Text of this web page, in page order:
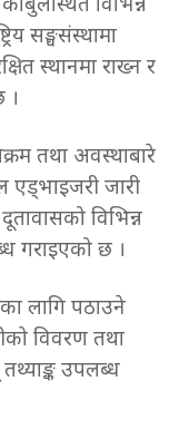
विभिन्न
सङ्घसंस्थामा
स्थानमा राख्न र
।
तथा अवस्थाबारे
एड्भाइजरी जारी
विभिन्न
गराइएको छ ।
लागि पठाउने
विवरण तथा
उपलब्ध